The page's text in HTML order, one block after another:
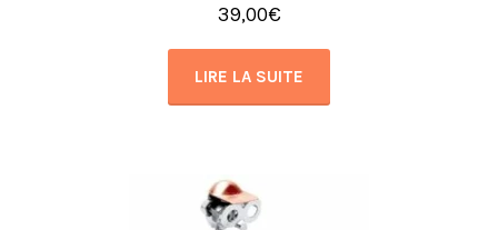
39,00€
LIRE LA SUITE